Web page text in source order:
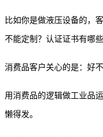
比如你是做液压设备的，
不能定制？认证证书有哪
消费品客户关心的是：好
用消费品的逻辑做工业品
懒得发。